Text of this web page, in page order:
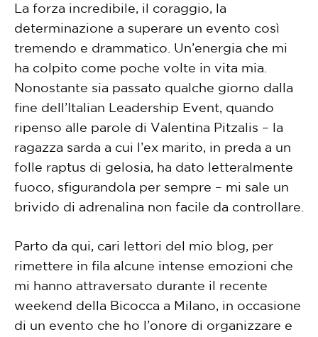
La forza incredibile, il coraggio, la
determinazione a superare un evento così
tremendo e drammatico. Un’energia che mi
ha colpito come poche volte in vita mia.
Nonostante sia passato qualche giorno dalla
fine dell’Italian Leadership Event, quando
ripenso alle parole di Valentina Pitzalis – la
ragazza sarda a cui l’ex marito, in preda a un
folle raptus di gelosia, ha dato letteralmente
fuoco, sfigurandola per sempre – mi sale un
brivido di adrenalina non facile da controllare.
Parto da qui, cari lettori del mio blog, per
rimettere in fila alcune intense emozioni che
mi hanno attraversato durante il recente
weekend della Bicocca a Milano, in occasione
di un evento che ho l’onore di organizzare e